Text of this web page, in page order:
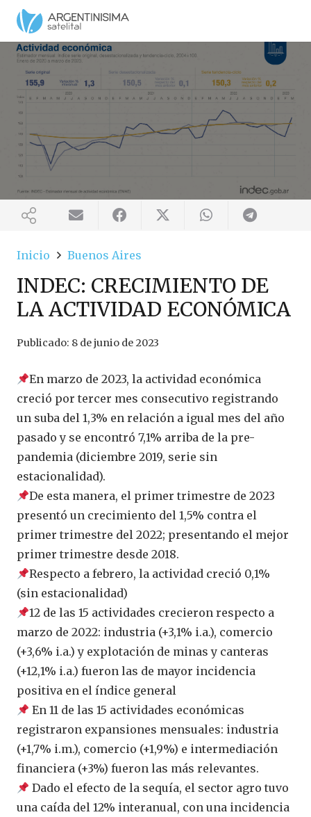
Inicio Buenos Aires
INDEC: CRECIMIENTO DE
LA ACTIVIDAD ECONÓMICA
Publicado: 8 de junio de 2023
En marzo de 2023, la actividad económica
creció por tercer mes consecutivo registrando
un suba del 1,3% en relación a igual mes del año
pasado y se encontró 7,1% arriba de la pre-
pandemia (diciembre 2019, serie sin
estacionalidad).
De esta manera, el primer trimestre de 2023
presentó un crecimiento del 1,5% contra el
primer trimestre del 2022; presentando el mejor
primer trimestre desde 2018.
Respecto a febrero, la actividad creció 0,1%
(sin estacionalidad)
12 de las 15 actividades crecieron respecto a
marzo de 2022: industria (+3,1% i.a.), comercio
(+3,6% i.a.) y explotación de minas y canteras
(+12,1% i.a.) fueron las de mayor incidencia
positiva en el índice general
En 11 de las 15 actividades económicas
registraron expansiones mensuales: industria
(+1,7% i.m.), comercio (+1,9%) e intermediación
financiera (+3%) fueron las más relevantes.
Dado el efecto de la sequía, el sector agro tuvo
una caída del 12% interanual, con una incidencia